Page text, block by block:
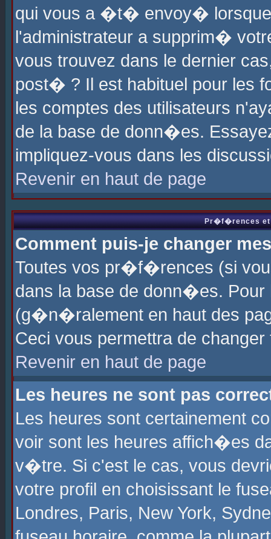
qui vous a �t� envoy�
l'administrateur a supprim�
vous trouvez dans le dernier
post� ? Il est habituel pour les
les comptes des utilisateurs
de la base de donn�es.
impliquez-vous dans les
Revenir en haut de page
Pr�f�rences et
Comment puis-je changer
Toutes vos pr�f�rences (si
dans la base de donn�es.
(g�n�ralement en haut des
Ceci vous permettra de
Revenir en haut de page
Les heures ne sont pas
Les heures sont certainement
voir sont les heures affich�es
v�tre. Si c'est le cas, vous
votre profil en choisissant le
Londres, Paris, New York,